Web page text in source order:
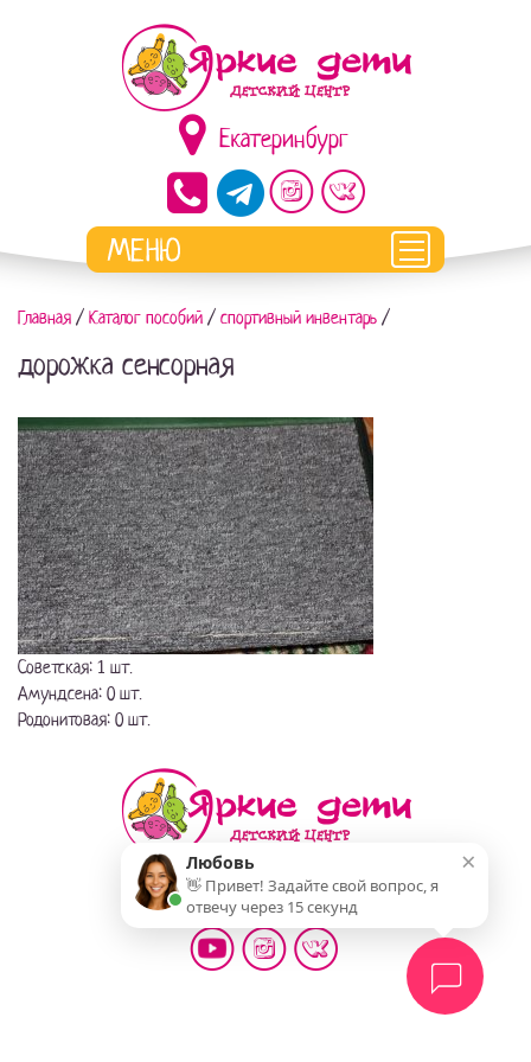
Екатеринбург
Главная / Каталог пособий / спортивный инвентарь /
дорожка сенсорная
Советская: 1 шт.
Амундсена: 0 шт.
Родонитовая: 0 шт.
Мы делаем жизнь детей ярче!
×
Любовь
👋 Привет! Задайте свой вопрос, я
отвечу через 15 секунд